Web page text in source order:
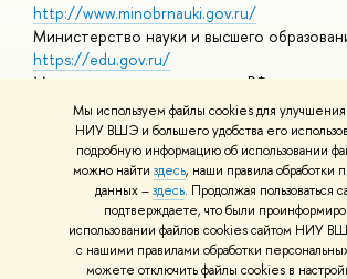
Мы используем файлы cookies для улучшения
НИУ ВШЭ и большего удобства его
подробную информацию об использовании
можно найти здесь, наши правила обработки
данных –здесь. Продолжая пользоваться
подтверждаете, что были
использовании файлов cookies сайтом НИУ
с нашими правилами обработки
можете отключить файлы cookies в
http://www.minobrnauki.gov.ru/
Министерство науки и высшего
https://edu.gov.ru/
Министерство просвещения РФ
https://elearning.hse.ru/mooc
Массовые открытые онлайн-курсы
© НИУ ВШЭ 1993–2026 Адреса и контакты
использования материалов Политика
Шрифты HSE Sans и HSE Slab разработаны в